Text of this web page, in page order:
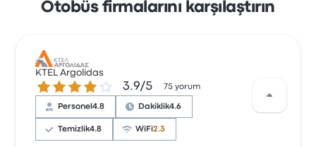
Otobüs firmalarını karşılaştırın
KTEL Argolidas
3.9 üzerinden 5 yıldız
3.9/5 75 yorum
Personel4.8 Dakiklik4.6
Temizlik4.8 WiFi2.3